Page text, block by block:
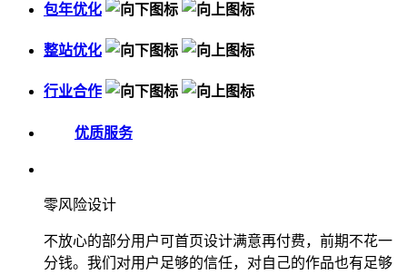
包年优化
整站优化
行业合作
优质服务
零风险设计
不放心的部分用户可首页设计满意再付费，前期不花一
分钱。我们对用户足够的信任，对自己的作品也有足够